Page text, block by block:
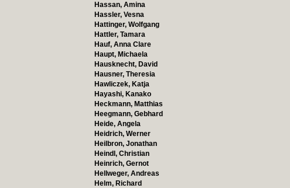
Hassan, Amina
Hassler, Vesna
Hattinger, Wolfgang
Hattler, Tamara
Hauf, Anna Clare
Haupt, Michaela
Hausknecht, David
Hausner, Theresia
Hawliczek, Katja
Hayashi, Kanako
Heckmann, Matthias
Heegmann, Gebhard
Heide, Angela
Heidrich, Werner
Heilbron, Jonathan
Heindl, Christian
Heinrich, Gernot
Hellweger, Andreas
Helm, Richard